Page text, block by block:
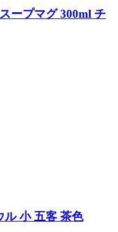
ープマグ 300ml チ
小 五客 茶色